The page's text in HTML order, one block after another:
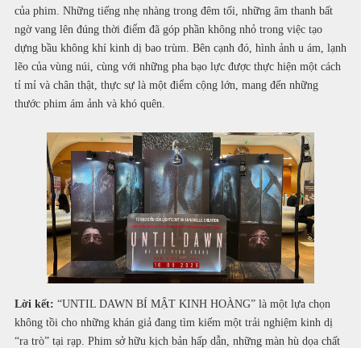
của phim. Những tiếng nhẹ nhàng trong đêm tối, những âm thanh bất
ngờ vang lên đúng thời điểm đã góp phần không nhỏ trong việc tạo
dựng bầu không khí kinh dị bao trùm. Bên cạnh đó, hình ảnh u ám, lạnh
lẽo của vùng núi, cùng với những pha bạo lực được thực hiện một cách
tỉ mỉ và chân thật, thực sự là một điểm cộng lớn, mang đến những
thước phim ám ảnh và khó quên.
Lời kết: “UNTIL DAWN BÍ MẬT KINH HOÀNG” là một lựa chọn
không tồi cho những khán giả đang tìm kiếm một trải nghiệm kinh dị
“ra trò” tại rạp. Phim sở hữu kịch bản hấp dẫn, những màn hù dọa chất